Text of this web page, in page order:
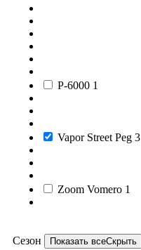
P-6000 1
Vapor Street Peg 3
Zoom Vomero 1
Сезон Показать всеСкрыть